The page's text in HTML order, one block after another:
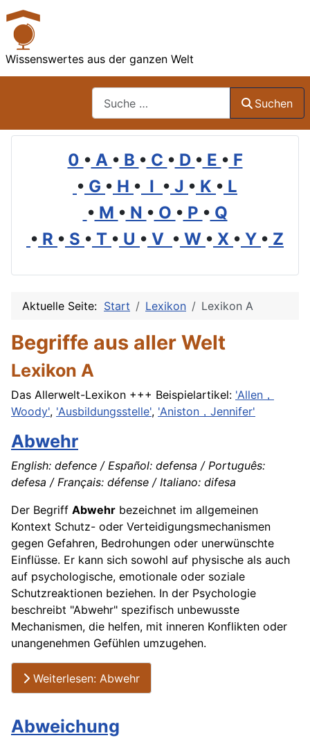
Wissenswertes aus der ganzen Welt
Suchen
0 • A • B • C • D • E • F
• G • H • I • J • K • L
• M • N • O • P • Q
• R • S • T • U • V • W • X • Y • Z
Aktuelle Seite: Start Lexikon Lexikon A
Begriffe aus aller Welt
Lexikon A
Das Allerwelt-Lexikon +++ Beispielartikel: 'Allen，
Woody', 'Ausbildungsstelle', 'Aniston，Jennifer'
Abwehr
English: defence / Español: defensa / Português:
defesa / Français: défense / Italiano: difesa
Der Begriff Abwehr bezeichnet im allgemeinen
Kontext Schutz- oder Verteidigungsmechanismen
gegen Gefahren, Bedrohungen oder unerwünschte
Einflüsse. Er kann sich sowohl auf physische als auch
auf psychologische, emotionale oder soziale
Schutzreaktionen beziehen. In der Psychologie
beschreibt "Abwehr" spezifisch unbewusste
Mechanismen, die helfen, mit inneren Konflikten oder
unangenehmen Gefühlen umzugehen.
Weiterlesen: Abwehr
Abweichung